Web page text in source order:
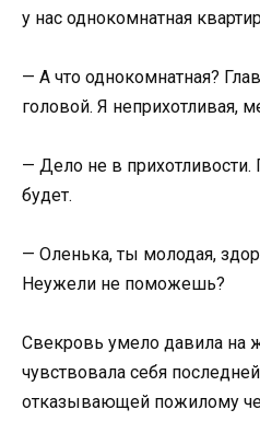
у нас однокомнатная
— А что однокомнатная?
головой. Я неприхотливая,
— Дело не в прихотливости.
будет.
— Оленька, ты молодая,
Неужели не поможешь?
Свекровь умело давила на
чувствовала себя
отказывающей пожилому